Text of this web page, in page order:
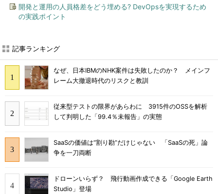
開発と運用の人員格差をどう埋める? DevOpsを実現するため
の実践ポイント
記事ランキング
なぜ、日本IBMのNHK案件は失敗したのか？ メインフ
レーム大撤退時代のリスクと教訓
従来型テストの限界があらわに 3915件のOSSを解析
して判明した「99.4％未報告」の実態
SaaSの価値は“割り勘”だけじゃない 「SaaSの死」論
争を一刀両断
ドローンいらず？ 飛行動画作成できる「Google Earth
Studio」登場